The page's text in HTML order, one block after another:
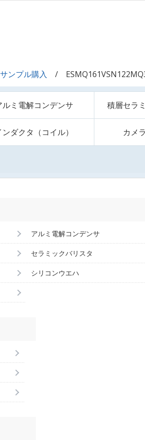
ンプル購入
ルミ電解コンデンサ 積層セラ
ンダクタ（コイル） カメ
アルミ電解コンデンサ
セラミックバリスタ
シリコンウエハ